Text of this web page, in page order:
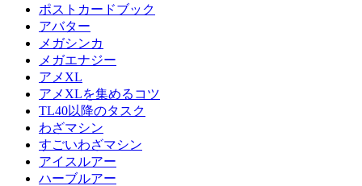
ポストカードブック
アバター
メガシンカ
メガエナジー
アメXL
アメXLを集めるコツ
TL40以降のタスク
わざマシン
すごいわざマシン
アイスルアー
ハーブルアー